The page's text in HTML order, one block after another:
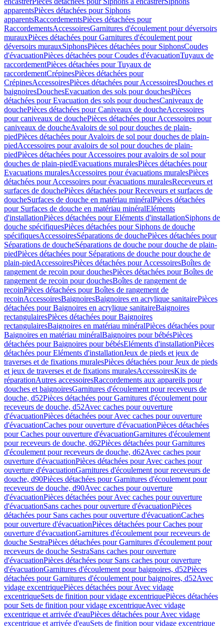
apparentsPièces détachées pour Siphons
apparentsRaccordementsPièces détachées pour
RaccordementsAccessoiresGarnitures d'écoulement pour déversoirs
murauxPièces détachées pour Garnitures d'écoulement pour
déversoirs murauxSiphonsPièces détachées pour SiphonsCoudes
d'évacuationPièces détachées pour Coudes d'évacuationTuyaux de
raccordementPièces détachées pour Tuyaux de
raccordementCrépinesPièces détachées pour
CrépinesAccessoiresPièces détachées pour AccessoiresDouches et
baignoiresDouchesEvacuation des sols pour douchesPièces
détachées pour Evacuation des sols pour douchesCaniveaux de
douchePièces détachées pour Caniveaux de doucheAccessoires
pour caniveaux de douchePièces détachées pour Accessoires pour
caniveaux de doucheAvaloirs de sol pour douches de plain-
piedPièces détachées pour Avaloirs de sol pour douches de plain-
piedAccessoires pour avaloirs de sol pour douches de plain-
piedPièces détachées pour Accessoires pour avaloirs de sol pour
douches de plain-piedEvacuations muralesPièces détachées pour
Evacuations muralesAccessoires pour évacuations muralesPièces
détachées pour Accessoires pour évacuations muralesReceveurs et
surfaces de douchePièces détachées pour Receveurs et surfaces de
doucheSurfaces de douche en matériau minéralPièces détachées
pour Surfaces de douche en matériau minéralEléments
d'installationPièces détachées pour Eléments d'installationSiphons de
douche spécifiquesPièces détachées pour Siphons de douche
spécifiquesAccessoiresSéparations de douchePièces détachées pour
Séparations de doucheSéparations de douche pour douche de plain-
piedPièces détachées pour Séparations de douche pour douche de
plain-piedAccessoiresPièces détachées pour AccessoiresBoîtes de
rangement de recoin pour douchesPièces détachées pour Boîtes de
rangement de recoin pour douchesBoîtes de rangement de
recoinPièces détachées pour Boîtes de rangement de
recoinAccessoiresBaignoiresBaignoires en acrylique sanitairePièces
détachées pour Baignoires en acrylique sanitaireBaignoires
rectangulairesPièces détachées pour Baignoires
rectangulairesBaignoires en matériau minéralPièces détachées pour
Baignoires en matériau minéralBaignoires pour bébésPièces
détachées pour Baignoires pour bébésEléments d'installationPièces
détachées pour Eléments d'installationJeux de pieds et jeux de
traverses et de fixations muralesPièces détachées pour Jeux de pieds
et jeux de traverses et de fixations muralesAccessoiresKits de
réparationAutres accessoiresRaccordements aux appareils pour
douches et baignoiresGarnitures d'écoulement pour receveurs de
douche, d52Pièces détachées pour Garnitures d'écoulement pour
receveurs de douche, d52Avec caches pour ouverture
d'évacuationPièces détachées pour Avec caches pour ouverture
d'évacuationCaches pour ouverture d'évacuationPièces détachées
pour Caches pour ouverture d'évacuationGarnitures d'écoulement
pour receveurs de douche, d62Pièces détachées pour Garnitures
d'écoulement pour receveurs de douche, d62Avec caches pour
ouverture d'évacuationPièces détachées pour Avec caches pour
ouverture d'évacuationGarnitures d'écoulement pour receveurs de
douche, d90Pièces détachées pour Garnitures d'écoulement pour
receveurs de douche, d90Avec caches pour ouverture
d'évacuationPièces détachées pour Avec caches pour ouverture
d'évacuationSans caches pour ouverture d'évacuationPièces
détachées pour Sans caches pour ouverture d'évacuationCaches
pour ouverture d'évacuationPièces détachées pour Caches pour
ouverture d'évacuationGarnitures d'écoulement pour receveurs de
douche SestraPièces détachées pour Garnitures d'écoulement pour
receveurs de douche SestraSans caches pour ouverture
d'évacuationPièces détachées pour Sans caches pour ouverture
d'évacuationGarnitures d'écoulement pour baignoires, d52Pièces
détachées pour Garnitures d'écoulement pour baignoires, d52Avec
vidage excentriquePièces détachées pour Avec vidage
excentriqueSets de finition pour vidage excentriquePièces détachées
pour Sets de finition pour vidage excentriqueAvec vidage
excentrique et arrivée d'eauPièces détachées pour Avec vidage
excentrique et arrivée d'eauSets de finition pour vidage excentrique